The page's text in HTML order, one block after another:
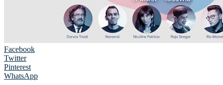
Facebook
Twitter
Pinterest
WhatsApp